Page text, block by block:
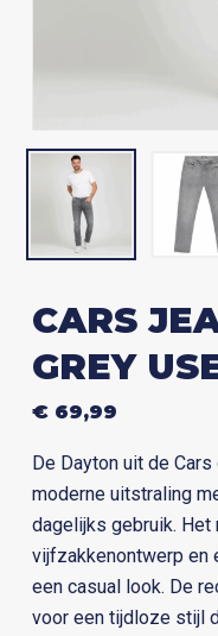
CARS
GREY
€69,99
De Dayton uit de
moderne uitstraling
dagelijks gebruik.
vijfzakkenontwerp
een casual look. De
voor een tijdloze stijl